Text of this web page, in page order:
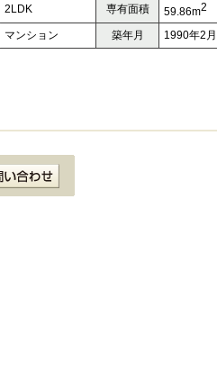
2LDK 専有面積 59.86m2
マンション 築年月 1990年2月